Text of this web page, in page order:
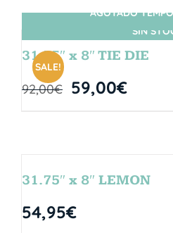
SIN
SALE!
AGOTADO
31.75″ x 8″ TIE DIE
92,00€ 59,00€
31.75″ x 8″ LEMON
54,95€